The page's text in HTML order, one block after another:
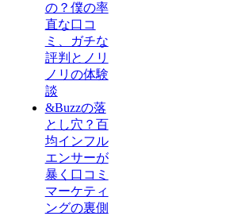
の？僕の率
直な口コ
ミ、ガチな
評判とノリ
ノリの体験
談
&Buzzの落
とし穴？百
均インフル
エンサーが
暴く口コミ
マーケティ
ングの裏側